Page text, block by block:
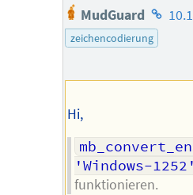
MudGuard
des
zeichencodierung
Hi,
'Windows-
funktionieren.